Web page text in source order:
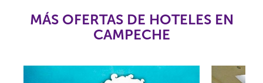
MÁS OFERTAS DE HOTELES EN
CAMPECHE